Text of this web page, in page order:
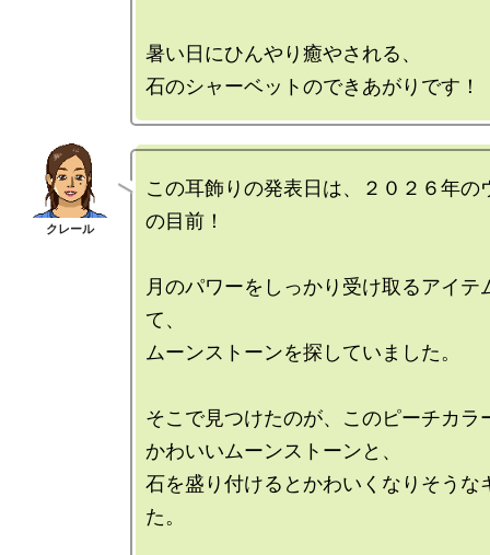
暑い日にひんやり癒やされる、
この耳飾りの発表日は、２０２６年の
の目前！
月のパワーをしっかり受け取るアイテ
て、
ムーンストーンを探していました。
そこで見つけたのが、このピーチカラ
かわいいムーンストーンと、
石を盛り付けるとかわいくなりそうな
た。